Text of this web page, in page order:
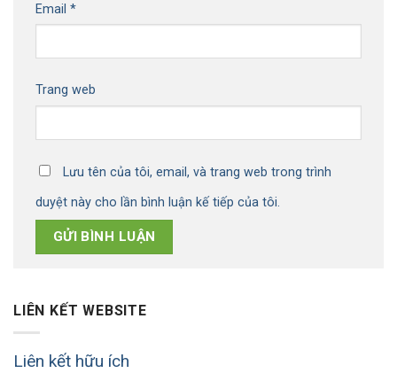
Email *
Trang web
Lưu tên của tôi, email, và trang web trong trình
duyệt này cho lần bình luận kế tiếp của tôi.
LIÊN KẾT WEBSITE
Liên kết hữu ích